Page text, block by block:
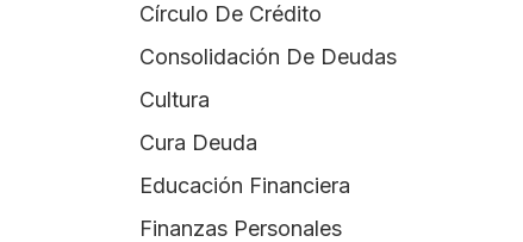
Círculo De Crédito
Consolidación De Deudas
Cultura
Cura Deuda
Educación Financiera
Finanzas Personales